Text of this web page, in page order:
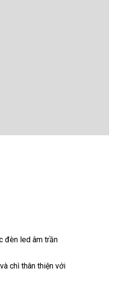
đèn led âm trần
chì thân thiện với